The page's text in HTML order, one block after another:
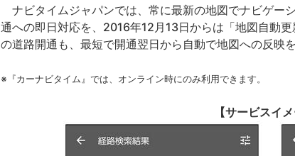
ナビタイムジャパンでは、常に最新の地図でナビゲー
通への即日対応を、2016年12月13日からは「地図自動
の道路開通も、最短で開通翌日から自動で地図への反映
※『カーナビタイム』では、オンライン時にのみ利用できます。
【サービスイメ